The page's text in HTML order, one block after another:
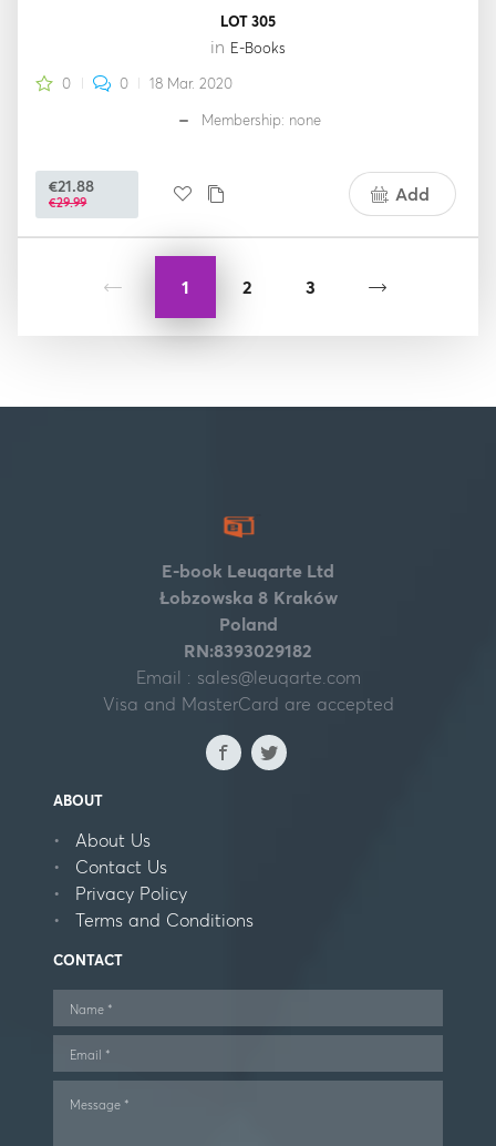
LOT 305
in E-Books
0 0 18 Mar. 2020
Membership: none
€21.88
€29.99 Add
1 2 3
E-book Leuqarte Ltd
Łobzowska 8 Kraków
Poland
RN:8393029182
Email : sales@leuqarte.com
Visa and MasterCard are accepted
ABOUT
About Us
Contact Us
Privacy Policy
Terms and Conditions
CONTACT